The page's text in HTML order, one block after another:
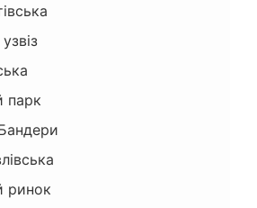
парк
ринок